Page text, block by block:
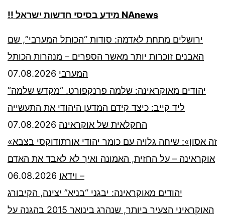
!! מידע בסיסי חדשות ישראל NAnews
ירושלים מתחת לאדמה: סודות “הכותל המערבי”, שם
האבנים זוכרות יותר מאשר הספרים – מנהרות הכותל
המערבי 07.08.2026
יהודים מאוקראינה: שלמה פרנקפורט. “מקדש שלמה”
ליד קייב: כיצד קידם המדען היהודי את התעשייה
החקלאית של אוקראינה 07.08.2026
«זה אסון»: שיחה גלויה עם כומר יהודי אורתודוקסי בצבא
אוקראינה – על החזית, האמונה ואיך לא לאבד את האדם
– וידאו 06.08.2026
יהודים מאוקראינה: יבגני “בניא” יצינה, הקיבורג
האוקראיני הצעיר ביותר, שנהרג בינואר 2015 בהגנה על